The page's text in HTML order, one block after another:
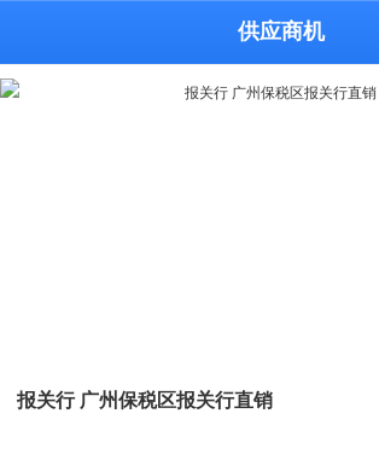
供应商机
报关行 广州保税区报关行直销